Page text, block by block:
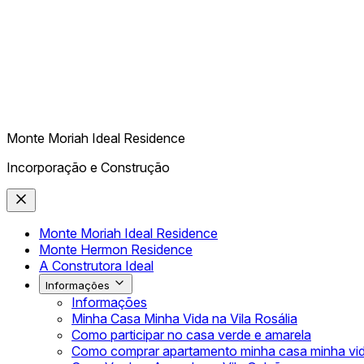
Monte Moriah Ideal Residence
Incorporação e Construção
Monte Moriah Ideal Residence
Monte Hermon Residence
A Construtora Ideal
Informações
Informações
Minha Casa Minha Vida na Vila Rosália
Como participar no casa verde e amarela
Como comprar apartamento minha casa minha